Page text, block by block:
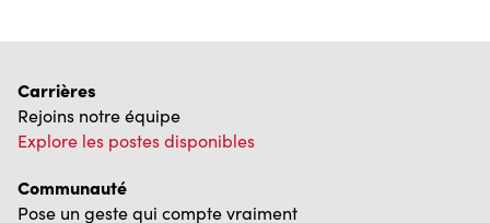
Carrières
Rejoins notre équipe
Explore les postes disponibles
Communauté
Pose un geste qui compte vraiment